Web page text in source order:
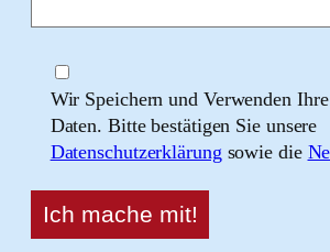
Wir Speichern und Verwenden
Daten. Bitte bestätigen Sie unsere
Datenschutzerklärung sowie die